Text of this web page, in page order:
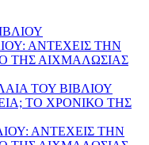
ΑΝΤΕΧΕΙΣ ΤΗΝ
ΤΗΣ ΑΙΧΜΑΛΩΣΙΑΣ
ΤΟΥ ΒΙΒΛΙΟΥ
ΤΟ ΧΡΟΝΙΚΟ ΤΗΣ
ΑΝΤΕΧΕΙΣ ΤΗΝ